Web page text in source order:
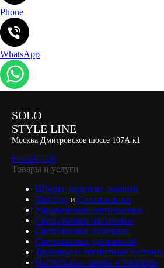
Phone
WhatsApp
SOLO
STYLE LINE
Москва Дмитровское шоссе 107А к1
84951977330
Товары и услуги
Шторы, карнизы, жалюзи
Люстры и Светильники
Управляемые светильники
Светильники настенные
Светильники точечные
Светильники для ванной
Трековые и магнитные системы
Настольные лампы и торшеры